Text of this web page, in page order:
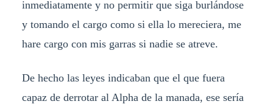
inmediatamente y no permitir que siga burlándose
y tomando el cargo como si ella lo mereciera, me
hare cargo con mis garras si nadie se atreve.
De hecho las leyes indicaban que el que fuera
capaz de derrotar al Alpha de la manada, ese sería